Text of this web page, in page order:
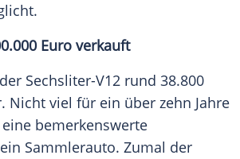
Euro verkauft
Sechsliter-V12 rund 38.800
Nicht viel für ein über zehn Jahre
bemerkenswerte
Sammlerauto. Zumal der